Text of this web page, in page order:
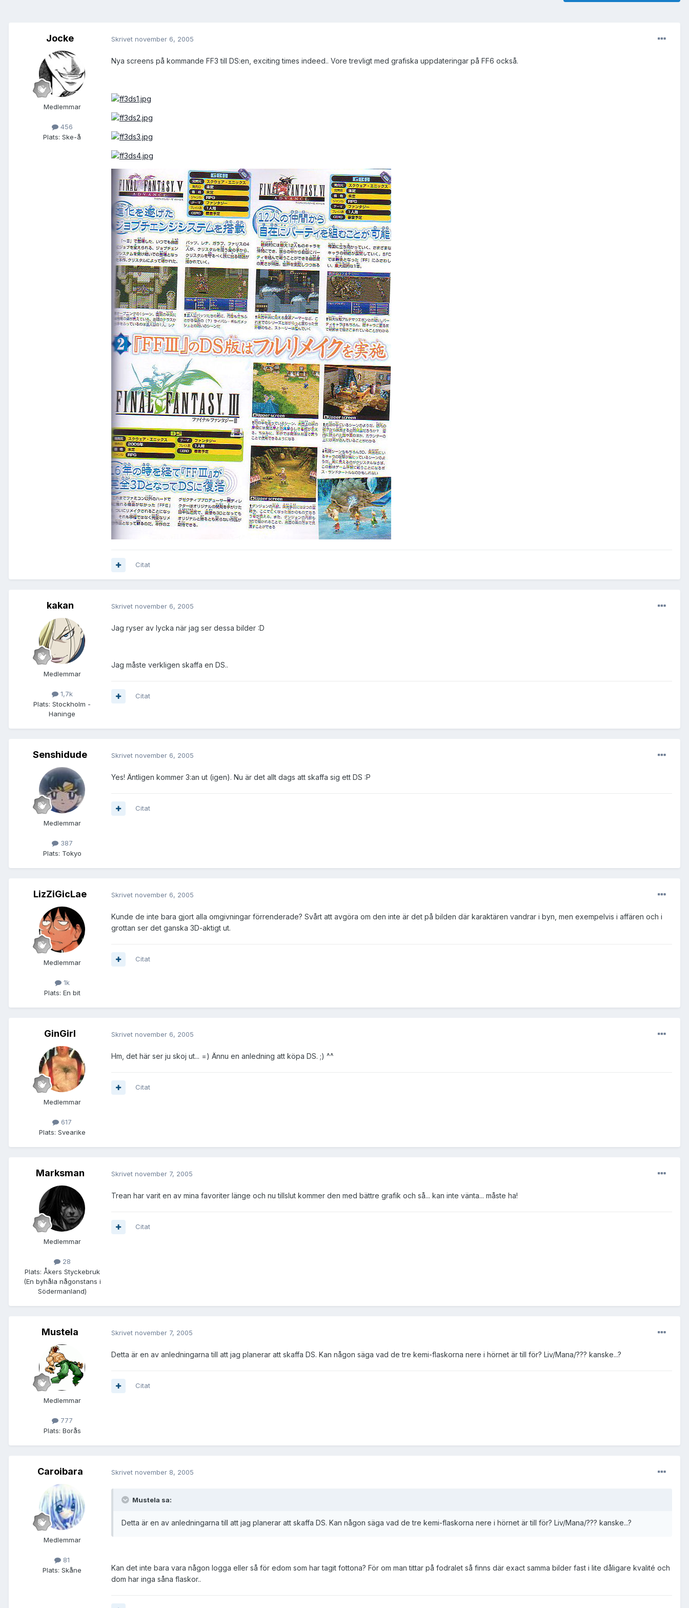
Jocke
Medlemmar
456
Plats: Ske-å
Skrivet november 6, 2005
Nya screens på kommande FF3 till DS:en, exciting times indeed.. Vore trevligt med grafiska uppdateringar på FF6 också.
Citat
kakan
Medlemmar
1,7k
Plats: Stockholm -
Haninge
Skrivet november 6, 2005
Jag ryser av lycka när jag ser dessa bilder :D
Jag måste verkligen skaffa en DS..
Citat
Senshidude
Medlemmar
387
Plats: Tokyo
Skrivet november 6, 2005
Yes! Äntligen kommer 3:an ut (igen). Nu är det allt dags att skaffa sig ett DS :P
Citat
LizZiGicLae
Medlemmar
1k
Plats: En bit
Skrivet november 6, 2005
Kunde de inte bara gjort alla omgivningar förrenderade? Svårt att avgöra om den inte är det på bilden där karaktären vandrar i byn, men exempelvis i affären och i
grottan ser det ganska 3D-aktigt ut.
Citat
GinGirl
Medlemmar
617
Plats: Svearike
Skrivet november 6, 2005
Hm, det här ser ju skoj ut... =) Ännu en anledning att köpa DS. ;) ^^
Citat
Marksman
Medlemmar
28
Plats: Åkers Styckebruk
(En byhåla någonstans i
Södermanland)
Skrivet november 7, 2005
Trean har varit en av mina favoriter länge och nu tillslut kommer den med bättre grafik och så... kan inte vänta... måste ha!
Citat
Mustela
Medlemmar
777
Plats: Borås
Skrivet november 7, 2005
Detta är en av anledningarna till att jag planerar att skaffa DS. Kan någon säga vad de tre kemi-flaskorna nere i hörnet är till för? Liv/Mana/??? kanske...?
Citat
Caroibara
Medlemmar
81
Plats: Skåne
Skrivet november 8, 2005
Mustela sa:
Detta är en av anledningarna till att jag planerar att skaffa DS. Kan någon säga vad de tre kemi-flaskorna nere i hörnet är till för? Liv/Mana/??? kanske...?
Kan det inte bara vara någon logga eller så för edom som har tagit fottona? För om man tittar på fodralet så finns där exact samma bilder fast i lite dåligare kvalité och
dom har inga såna flaskor..